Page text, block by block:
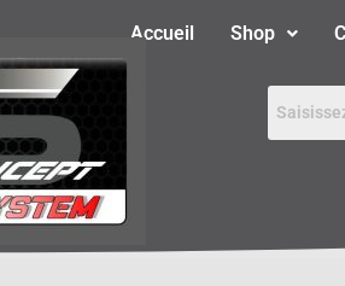
Accueil Shop